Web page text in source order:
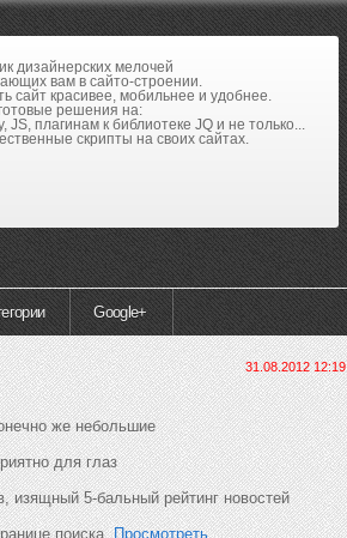
дизайнерских мелочей
вам в сайто-строении.
сайт красивее, мобильнее и удобнее.
решения на:
JS, плагинам к библиотеке JQ и не только...
скрипты на своих сайтах.
Google+
31.08.2012 12:19
же небольшие
для глаз
изящный 5-бальный рейтинг новостей
поиска,Просмотреть